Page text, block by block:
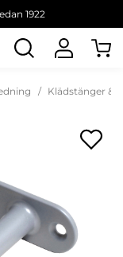
1922
Klädstänger &